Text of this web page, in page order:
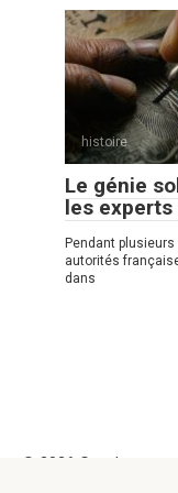
histoire
Le génie
les experts
Pendant
autorités
dans
© 2026 Good-pause